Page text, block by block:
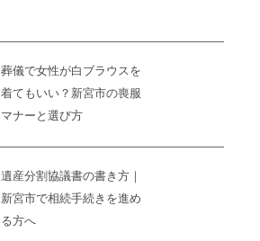
葬儀で女性が白ブラウスを
着てもいい？新宮市の喪服
マナーと選び方
遺産分割協議書の書き方｜
新宮市で相続手続きを進め
る方へ